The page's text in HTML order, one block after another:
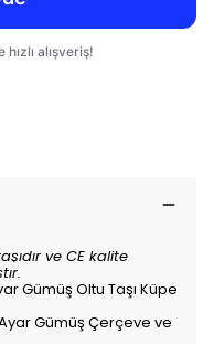
ve CE kalite
Gümüş Oltu Taşı Küpe
Gümüş Çerçeve ve